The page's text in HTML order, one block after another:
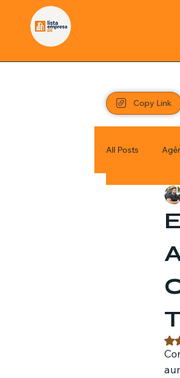
Copy Link
All Posts
Pordutos
Estratégias
Jardinagem